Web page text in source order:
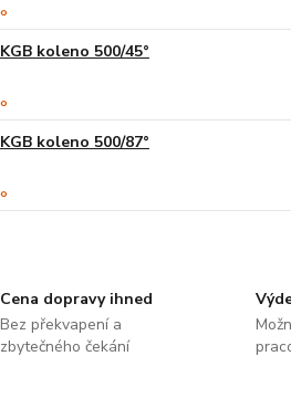
KGB koleno 500/45°
KGB koleno 500/87°
Cena dopravy ihned
Bez překvapení a
zbytečného čekání